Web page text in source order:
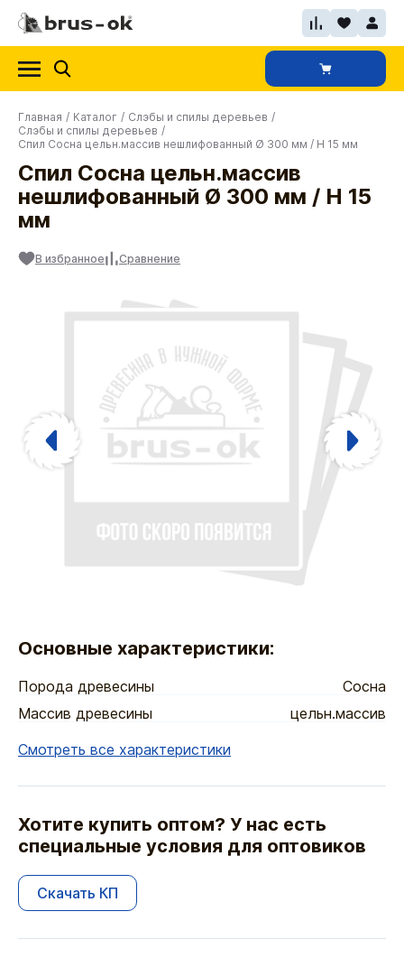
Главная / Каталог / Слэбы и спилы деревьев /
Слэбы и спилы деревьев /
Спил Сосна цельн.массив нешлифованный Ø 300 мм / Н 15 мм
Спил Сосна цельн.массив
нешлифованный Ø 300 мм / Н 15
мм
В избранное Сравнение
Основные характеристики:
Порода древесины
Сосна
Массив древесины
цельн.массив
Смотреть все характеристики
Хотите купить оптом? У нас есть
специальные условия для оптовиков
Скачать КП